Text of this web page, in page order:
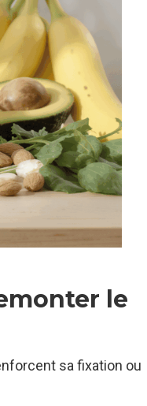
le
sa fixation ou